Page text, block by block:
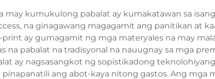
kumukulong pabalat ay kumakatawan sa
na ginagawang magagamit ang panitikan at
ay gumagamit ng mga materyales na may
na pabalat na tradisyonal na nauugnay sa mga
ay nagsasangkot ng sopistikadong
ang abot-kaya nitong gastos. Ang